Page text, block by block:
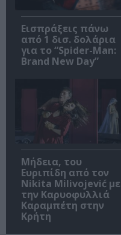
Εισπράξεις πάνω
από 1 δισ. δολάρια
για το “Spider-Man:
Brand New Day”
Μήδεια, του
Ευριπίδη από τον
Nikita Milivojević με
την Καρυοφυλλιά
Καραμπέτη στην
Κρήτη